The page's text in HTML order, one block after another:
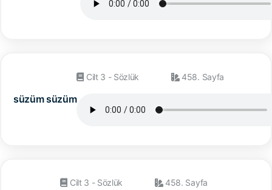
süzüm süzüm
Cilt 3 - Sözlük 458. Sayfa
Cilt 3 - Sözlük 458. Sayfa